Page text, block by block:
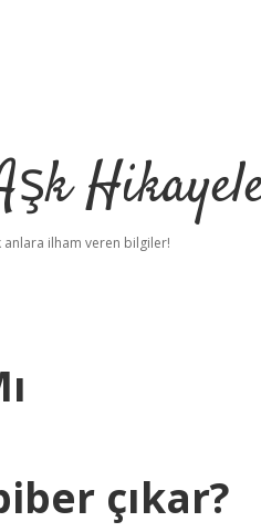
anlara ilham veren bilgiler!
çıkar?